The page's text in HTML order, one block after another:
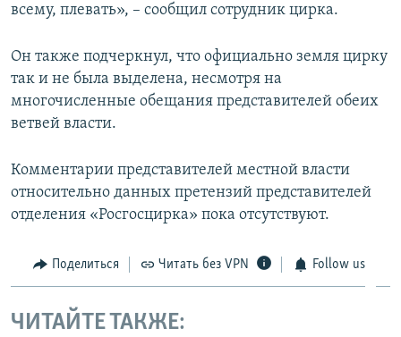
всему, плевать», – сообщил сотрудник цирка.
Он также подчеркнул, что официально земля цирку
так и не была выделена, несмотря на
многочисленные обещания представителей обеих
ветвей власти.
Комментарии представителей местной власти
относительно данных претензий представителей
отделения «Росгосцирка» пока отсутствуют.
Поделиться Читать без VPN Follow us
ЧИТАЙТЕ ТАКЖЕ: